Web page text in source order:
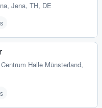
, Jena, TH, DE
Halle Münsterland,